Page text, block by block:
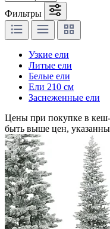
Фильтры
Узкие ели
Литые ели
Белые ели
Ели 210 см
Заснеженные ели
Цены при покупке в
быть выше цен,